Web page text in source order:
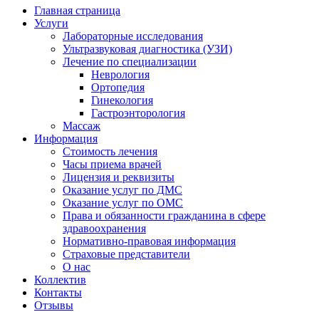
Главная страница
Услуги
Лабораторные исследования
Ультразвуковая диагностика (УЗИ)
Лечение по специализации
Неврология
Ортопедия
Гинекология
Гастроэнторология
Массаж
Информация
Стоимость лечения
Часы приема врачей
Лицензия и реквизиты
Оказание услуг по ДМС
Оказание услуг по ОМС
Права и обязанности гражданина в сфере
здравоохранения
Нормативно-правовая информация
Страховые представители
О нас
Коллектив
Контакты
Отзывы